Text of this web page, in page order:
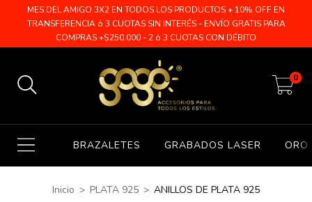
MES DEL AMIGO 3X2 EN TODOS LOS PRODUCTOS + 10% OFF EN
TRANSFERENCIA ó 3 CUOTAS SIN INTERÉS - ENVÍO GRATIS PARA
COMPRAS +$250.000 - 2 ó 3 CUOTAS CON DÉBITO
0
BRAZALETES GRABADOS LASER ORO
Inicio > PLATA 925 > ANILLOS DE PLATA 925